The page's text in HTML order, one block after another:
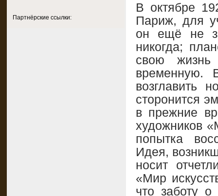
В октябре
Париж, для
он ещё не
никогда;
свою
временную.
возглавить
сторонится
в прежние
художников
попытка
Идея,
носит
«Мир
что заботу о
Партнёрские ссылки: